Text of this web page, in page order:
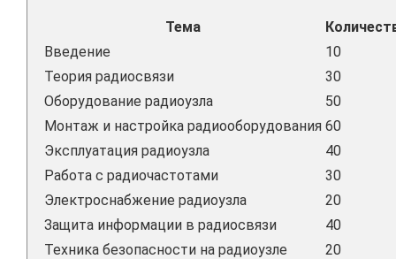
Тема
Введение
10
Теория радиосвязи
30
Оборудование радиоузла
50
Монтаж и настройка радиооборудования 60
Эксплуатация радиоузла
40
Работа с радиочастотами
30
Электроснабжение радиоузла
20
Защита информации в радиосвязи
40
Техника безопасности на радиоузле
20